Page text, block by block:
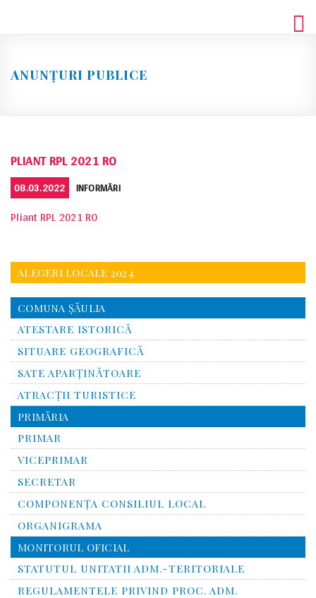
ANUNȚURI PUBLICE
PLIANT RPL 2021 RO
POSTED
ON
08.03.2022 CATEGORIES
INFORMĂRI
Pliant RPL 2021 RO
ALEGERI LOCALE 2024
COMUNA ŞĂULIA
ATESTARE ISTORICĂ
SITUARE GEOGRAFICĂ
SATE APARȚINĂTOARE
ATRACȚII TURISTICE
PRIMĂRIA
PRIMAR
VICEPRIMAR
SECRETAR
COMPONENȚA CONSILIUL LOCAL
ORGANIGRAMA
MONITORUL OFICIAL
STATUTUL UNITATII ADM.-TERITORIALE
REGULAMENTELE PRIVIND PROC. ADM.